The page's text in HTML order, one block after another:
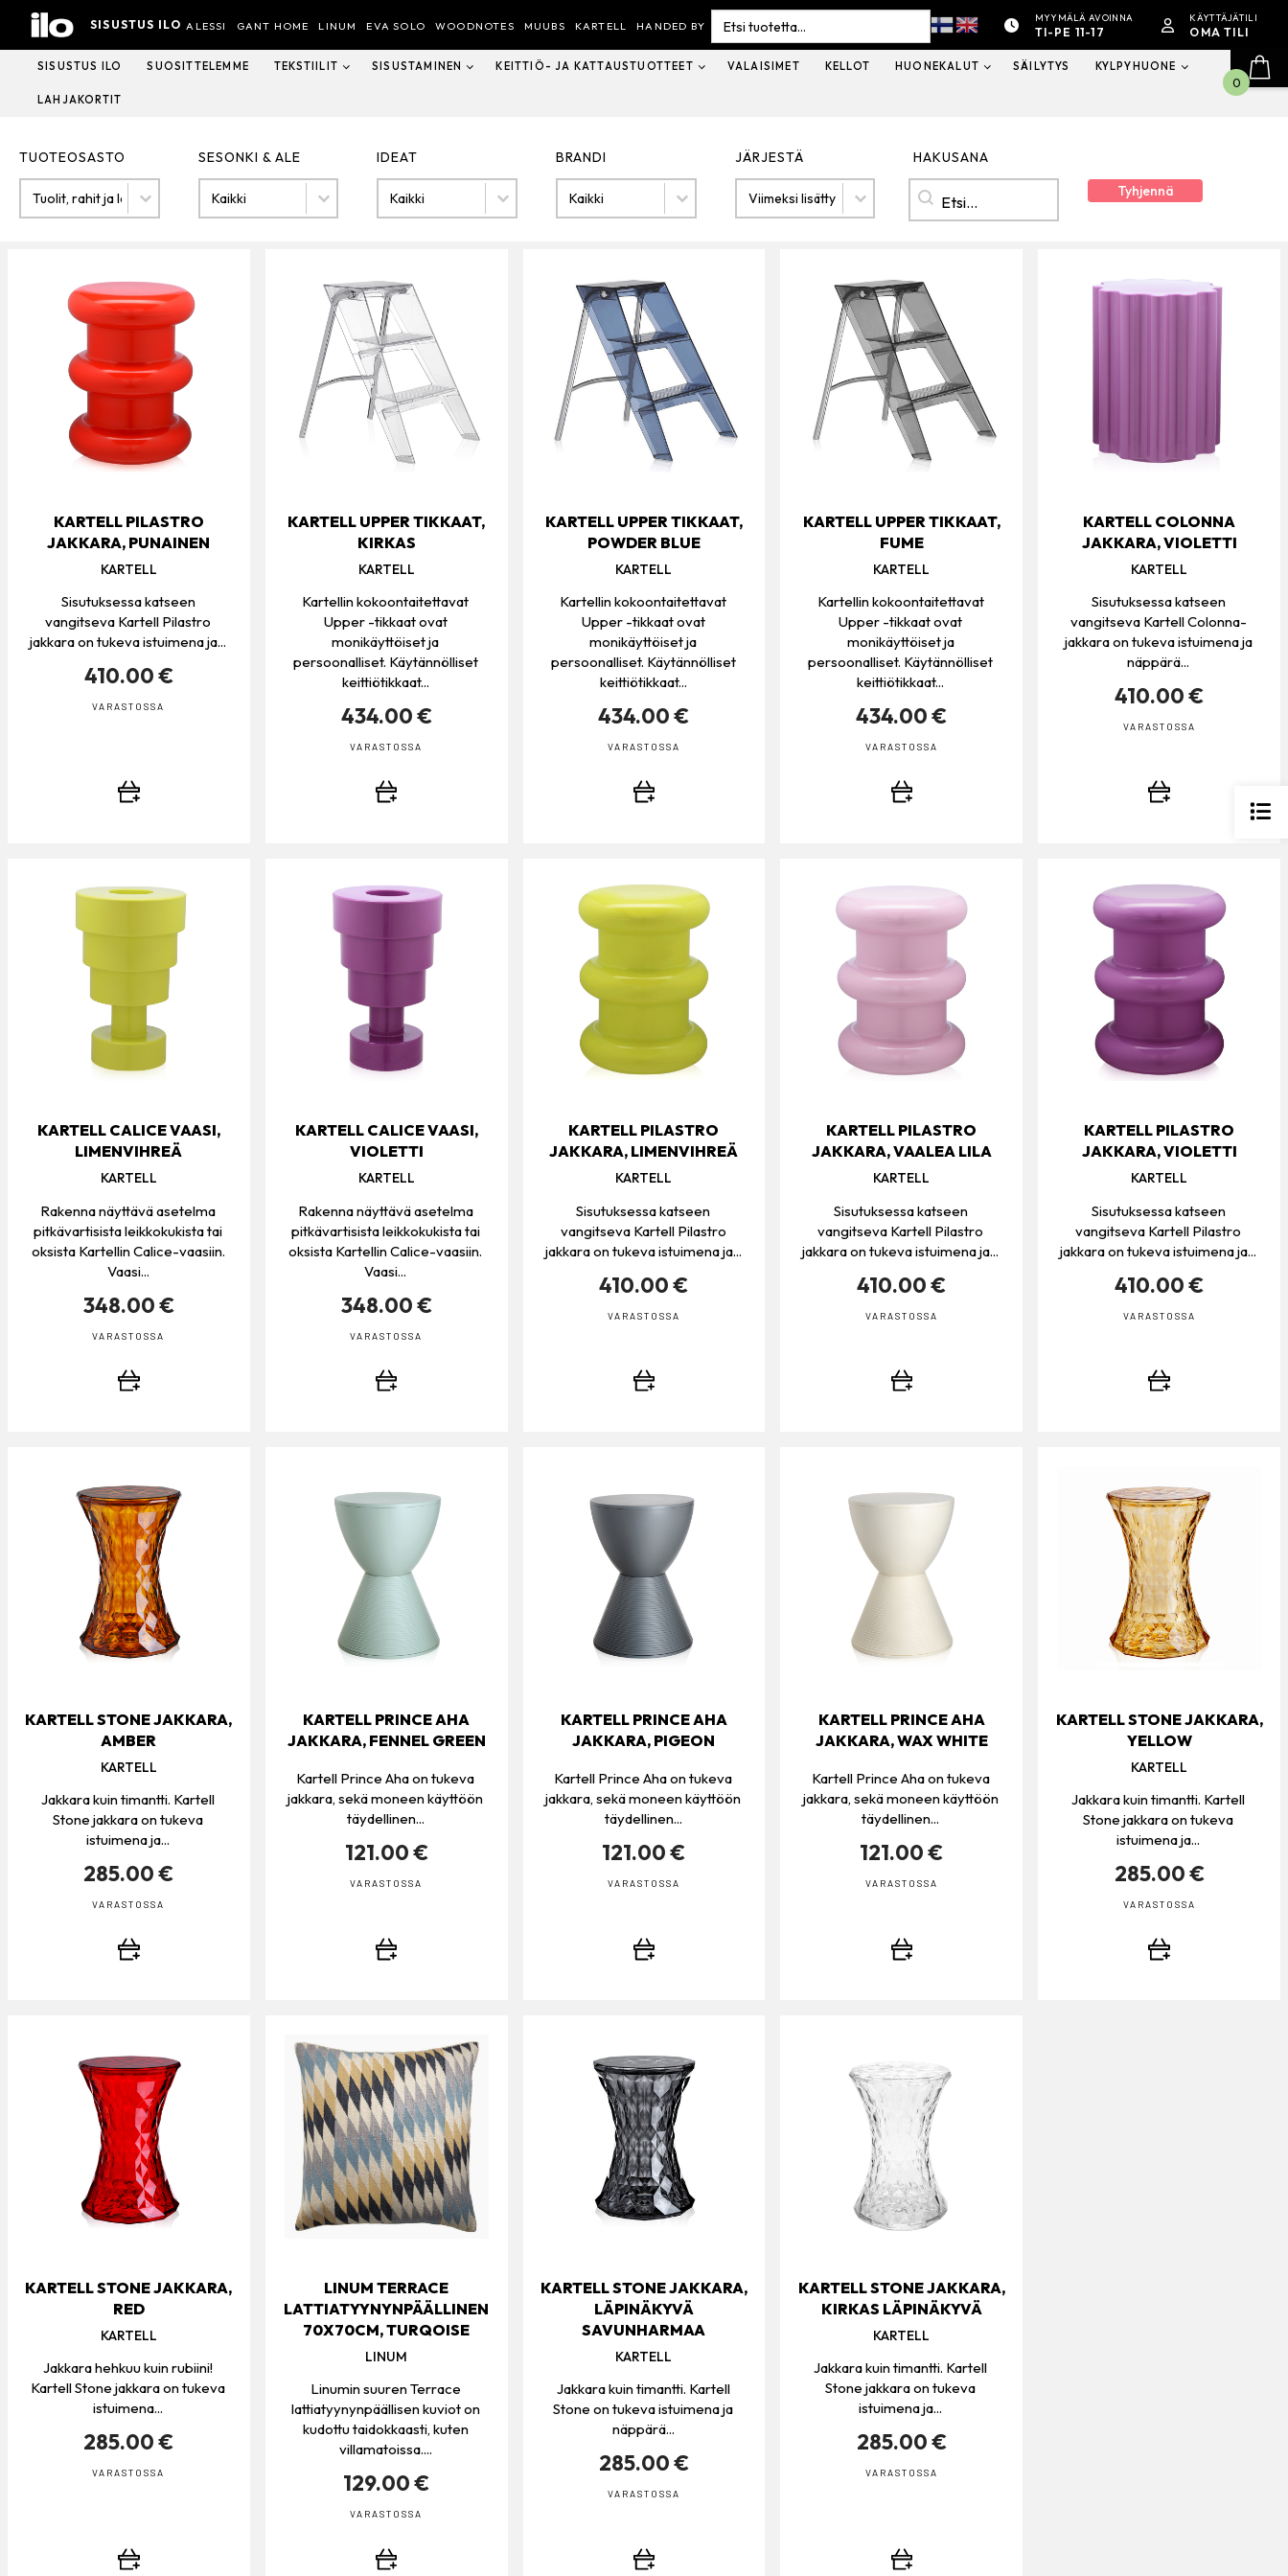
Hyppää
sisältöön
SISUSTUS ILO ALESSI GANT HOME LINUM EVA SOLO WOODNOTES MUUBS KARTELL HANDED BY
Search
for:
MYYMÄLÄ AVOINNA
TI-PE 11-17
KÄYTTÄJÄTILI
OMA TILI
SISUSTUS ILO SUOSITTELEMME TEKSTIILIT SISUSTAMINEN KEITTIÖ- JA KATTAUSTUOTTEET VALAISIMET KELLOT HUONEKALUT SÄILYTYS KYLPYHUONE
LAHJAKORTIT
TUOTEOSASTO
TUOTEOSASTO
Tuoteosasto
SESONKI & ALE
SESONKI & ALE
SESONKI & ALE
IDEAT
IDEAT
IDEAT
BRANDI
BRANDI
Brandi
JÄRJESTÄ
JÄRJESTÄ
Järjestä
HAKUSANA
HAKUSANA
Hakusana Tyhjennä
KARTELL PILASTRO
JAKKARA, PUNAINEN
KARTELL
Sisutuksessa katseen
vangitseva Kartell Pilastro
jakkara on tukeva istuimena ja...
410.00 €
VARASTOSSA
KARTELL UPPER TIKKAAT,
KIRKAS
KARTELL
Kartellin kokoontaitettavat
Upper -tikkaat ovat
monikäyttöiset ja
persoonalliset. Käytännölliset
keittiötikkaat...
434.00 €
VARASTOSSA
KARTELL UPPER TIKKAAT,
POWDER BLUE
KARTELL
Kartellin kokoontaitettavat
Upper -tikkaat ovat
monikäyttöiset ja
persoonalliset. Käytännölliset
keittiötikkaat...
434.00 €
VARASTOSSA
KARTELL UPPER TIKKAAT,
FUME
KARTELL
Kartellin kokoontaitettavat
Upper -tikkaat ovat
monikäyttöiset ja
persoonalliset. Käytännölliset
keittiötikkaat...
434.00 €
VARASTOSSA
KARTELL COLONNA
JAKKARA, VIOLETTI
KARTELL
Sisutuksessa katseen
vangitseva Kartell Colonna-
jakkara on tukeva istuimena ja
näppärä...
410.00 €
VARASTOSSA
KARTELL CALICE VAASI,
LIMENVIHREÄ
KARTELL
Rakenna näyttävä asetelma
pitkävartisista leikkokukista tai
oksista Kartellin Calice-vaasiin.
Vaasi...
348.00 €
VARASTOSSA
KARTELL CALICE VAASI,
VIOLETTI
KARTELL
Rakenna näyttävä asetelma
pitkävartisista leikkokukista tai
oksista Kartellin Calice-vaasiin.
Vaasi...
348.00 €
VARASTOSSA
KARTELL PILASTRO
JAKKARA, LIMENVIHREÄ
KARTELL
Sisutuksessa katseen
vangitseva Kartell Pilastro
jakkara on tukeva istuimena ja...
410.00 €
VARASTOSSA
KARTELL PILASTRO
JAKKARA, VAALEA LILA
KARTELL
Sisutuksessa katseen
vangitseva Kartell Pilastro
jakkara on tukeva istuimena ja...
410.00 €
VARASTOSSA
KARTELL PILASTRO
JAKKARA, VIOLETTI
KARTELL
Sisutuksessa katseen
vangitseva Kartell Pilastro
jakkara on tukeva istuimena ja...
410.00 €
VARASTOSSA
KARTELL STONE JAKKARA,
AMBER
KARTELL
Jakkara kuin timantti. Kartell
Stone jakkara on tukeva
istuimena ja...
285.00 €
VARASTOSSA
KARTELL PRINCE AHA
JAKKARA, FENNEL GREEN
Kartell Prince Aha on tukeva
jakkara, sekä moneen käyttöön
täydellinen...
121.00 €
VARASTOSSA
KARTELL PRINCE AHA
JAKKARA, PIGEON
Kartell Prince Aha on tukeva
jakkara, sekä moneen käyttöön
täydellinen...
121.00 €
VARASTOSSA
KARTELL PRINCE AHA
JAKKARA, WAX WHITE
Kartell Prince Aha on tukeva
jakkara, sekä moneen käyttöön
täydellinen...
121.00 €
VARASTOSSA
KARTELL STONE JAKKARA,
YELLOW
KARTELL
Jakkara kuin timantti. Kartell
Stone jakkara on tukeva
istuimena ja...
285.00 €
VARASTOSSA
KARTELL STONE JAKKARA,
RED
KARTELL
Jakkara hehkuu kuin rubiini!
Kartell Stone jakkara on tukeva
istuimena...
285.00 €
VARASTOSSA
LINUM TERRACE
LATTIATYYNYNPÄÄLLINEN
70X70CM, TURQOISE
LINUM
Linumin suuren Terrace
lattiatyynynpäällisen kuviot on
kudottu taidokkaasti, kuten
villamatoissa....
129.00 €
VARASTOSSA
KARTELL STONE JAKKARA,
LÄPINÄKYVÄ
SAVUNHARMAA
KARTELL
Jakkara kuin timantti. Kartell
Stone on tukeva istuimena ja
näppärä...
285.00 €
VARASTOSSA
KARTELL STONE JAKKARA,
KIRKAS LÄPINÄKYVÄ
KARTELL
Jakkara kuin timantti. Kartell
Stone jakkara on tukeva
istuimena ja...
285.00 €
VARASTOSSA
0